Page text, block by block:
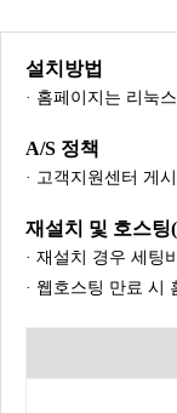
설치방법
· 홈페이지는 리눅
A/S 정책
· 고객지원센터 게
재설치 및 호스팅
· 재설치 경우 세팅
· 웹호스팅 만료 시